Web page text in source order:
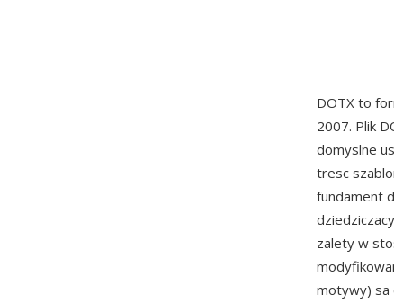
DOTX to
2007. Plik
domyslne
tresc
fundament
zalety w
motywy) sa